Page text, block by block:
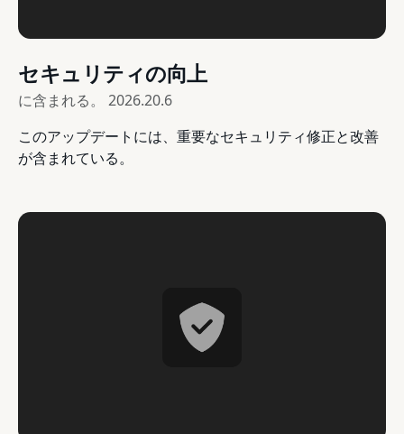
セキュリティの向上
に含まれる。 2026.20.6
このアップデートには、重要なセキュリティ修正と改善
が含まれている。